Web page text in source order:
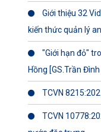
Giới thiệu 32
kiến thức quản lý
"Giới hạn đỏ"
Hồng [GS.Trần Đình
TCVN
TCVN